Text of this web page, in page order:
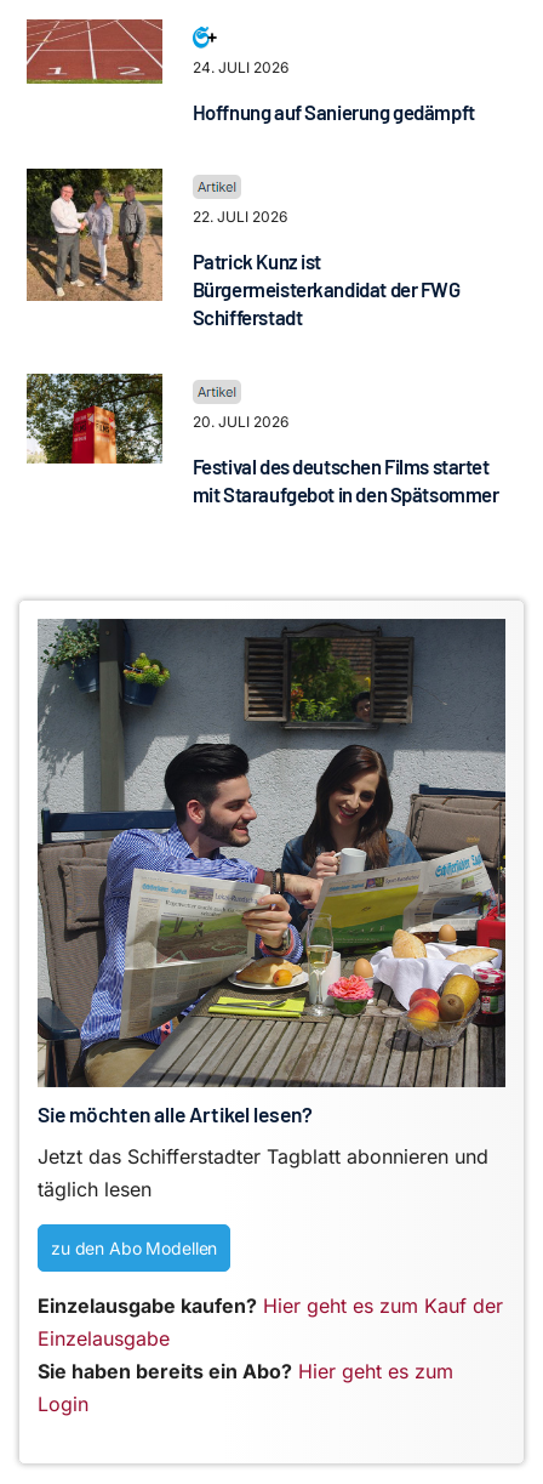
24. JULI 2026
Hoffnung auf Sanierung gedämpft
22. JULI 2026
Patrick Kunz ist
Bürgermeisterkandidat der FWG
Schifferstadt
20. JULI 2026
Festival des deutschen Films startet
mit Staraufgebot in den Spätsommer
Sie möchten alle Artikel lesen?
Jetzt das Schifferstadter Tagblatt abonnieren und
täglich lesen
zu den Abo Modellen
Einzelausgabe kaufen? Hier geht es zum Kauf der
Einzelausgabe
Sie haben bereits ein Abo? Hier geht es zum
Login